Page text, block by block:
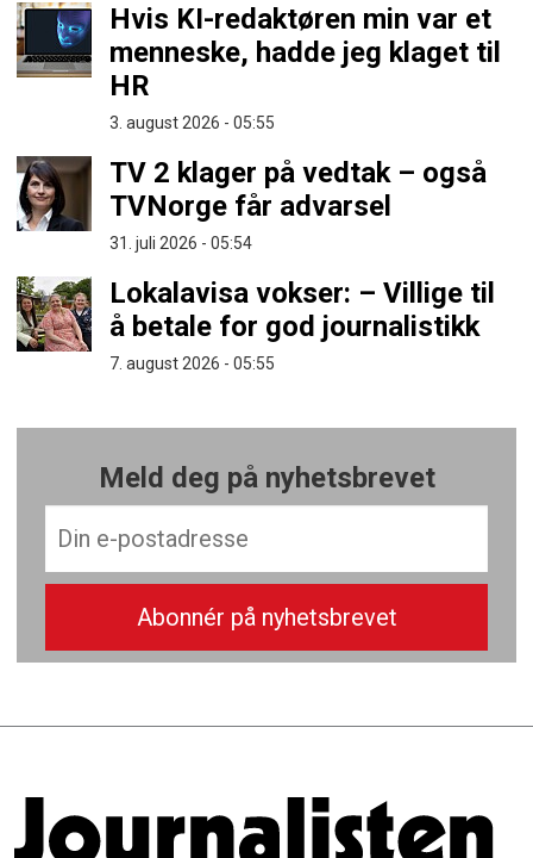
Hvis KI-redaktøren min var et
menneske, hadde jeg klaget til
HR
3. august 2026 - 05:55
TV 2 klager på vedtak – også
TVNorge får advarsel
31. juli 2026 - 05:54
Lokalavisa vokser: – Villige til
å betale for god journalistikk
7. august 2026 - 05:55
Meld deg på nyhetsbrevet